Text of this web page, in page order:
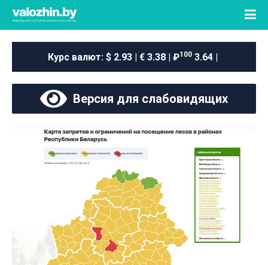
Курс валют: $ 2.93 | € 3.38 | ₽100 3.64 |
Версия для слабовидящих